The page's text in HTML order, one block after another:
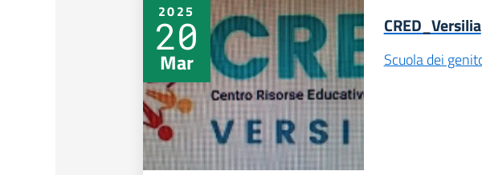
2025
20
Mar
CRED_Versilia
Scuola dei